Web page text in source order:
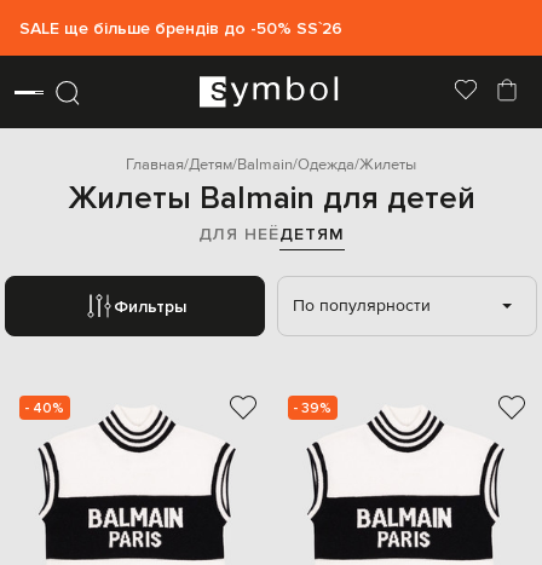
SALE ще більше брендів до -50% SS`26
Главная Детям Balmain Одежда Жилеты
Жилеты Balmain для детей
ДЛЯ НЕЁДЕТЯМ
Фильтры По популярности
- 40% - 39%